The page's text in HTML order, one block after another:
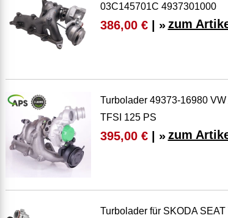
03C145701C 4937301000
386,00 €| » zum
Turbolader 49373-16980
TFSI 125 PS
395,00 €| » zum
Turbolader für SKODA